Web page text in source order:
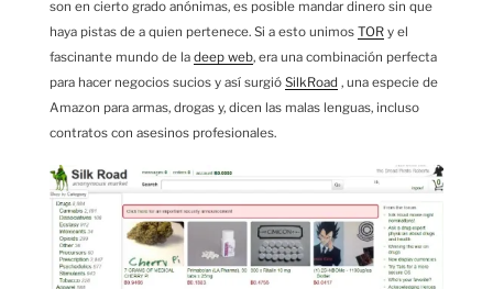
son en cierto grado anónimas, es posible mandar dinero sin que
haya pistas de a quien pertenece. Si a esto unimos TOR y el
fascinante mundo de la deep web, era una combinación perfecta
para hacer negocios sucios y así surgió SilkRoad , una especie de
Amazon para armas, drogas y, dicen las malas lenguas, incluso
contratos con asesinos profesionales.